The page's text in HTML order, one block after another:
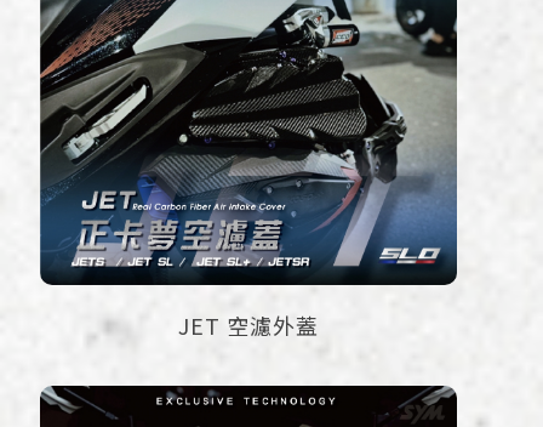
JET 空濾外蓋